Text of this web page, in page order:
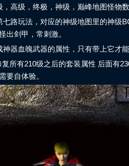
高级，终极，神级，巅峰地图怪物
七路玩法，对应的神级地图里的神级
出剑甲，常刺激。
器血魄武器的属性，只有带上它才
所有210级之后的套装属性 后面有
要自体验。